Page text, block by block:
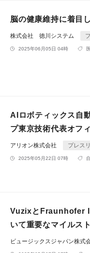
脳の健康維持に着目
株式会社 徳川システム
2025年06月05日 04時
AIロボティックス自
プ東京技術代表オフ
アリオン株式会社 プレス
2025年05月22日 07時
VuzixとFraunhofer
いて重要なマイルス
ビュージックスジャパン株式